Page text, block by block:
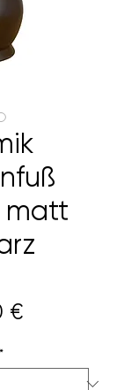
matt
€Preis
*